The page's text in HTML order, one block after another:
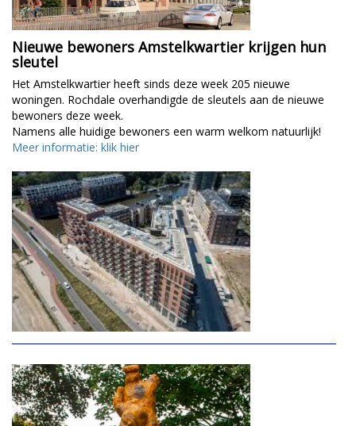
Nieuwe bewoners Amstelkwartier krijgen hun
sleutel
Het Amstelkwartier heeft sinds deze week 205 nieuwe
woningen. Rochdale overhandigde de sleutels aan de nieuwe
bewoners deze week.
Namens alle huidige bewoners een warm welkom natuurlijk!
Meer informatie: klik hier